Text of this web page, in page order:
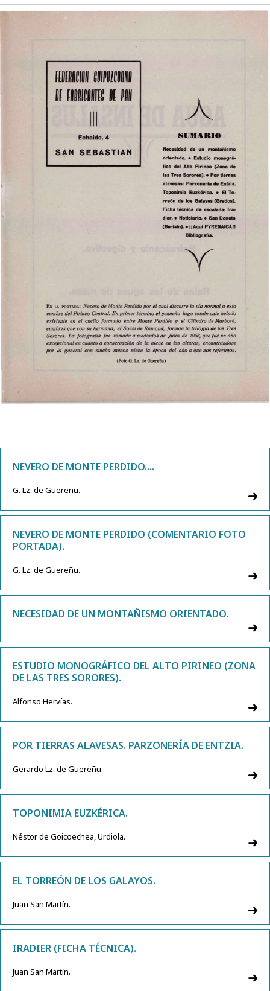
NEVERO DE MONTE PERDIDO....
G. Lz. de Guereñu.
NEVERO DE MONTE PERDIDO (COMENTARIO FOTO
PORTADA).
G. Lz. de Guereñu.
NECESIDAD DE UN MONTAÑISMO ORIENTADO.
ESTUDIO MONOGRÁFICO DEL ALTO PIRINEO (ZONA
DE LAS TRES SORORES).
Alfonso Hervías.
POR TIERRAS ALAVESAS. PARZONERÍA DE ENTZIA.
Gerardo Lz. de Guereñu.
TOPONIMIA EUZKÉRICA.
Néstor de Goicoechea, Urdiola.
EL TORREÓN DE LOS GALAYOS.
Juan San Martín.
IRADIER (FICHA TÉCNICA).
Juan San Martín.